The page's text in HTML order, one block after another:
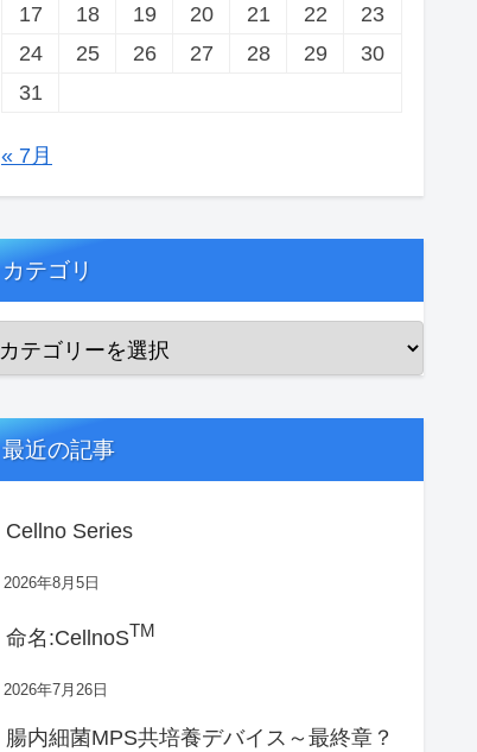
17
18 19 20 21 22
23
24
25 26 27 28 29
30
31
« 7月
カテゴリ
最近の記事
Cellno Series
2026年8月5日
命名:CellnoSTM
2026年7月26日
腸内細菌MPS共培養デバイス～最終章？